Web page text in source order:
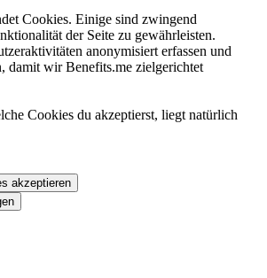
Cookies. Einige sind zwingend
der Seite zu gewährleisten.
anonymisiert erfassen und
damit wir Benefits.me zielgerichtet
Cookies du akzeptierst, liegt natürlich
akzeptieren